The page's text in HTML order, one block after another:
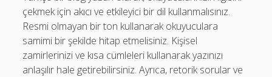
çekmek için akıcı ve etkileyici bir dil kullanmalısınız.
Resmi olmayan bir ton kullanarak okuyuculara
samimi bir şekilde hitap etmelisiniz. Kişisel
zamirlerinizi ve kısa cümleleri kullanarak yazınızı
anlaşılır hale getirebilirsiniz. Ayrıca, retorik sorular ve